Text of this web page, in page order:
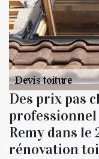
Des prix pas
Remy dans le
rénovation